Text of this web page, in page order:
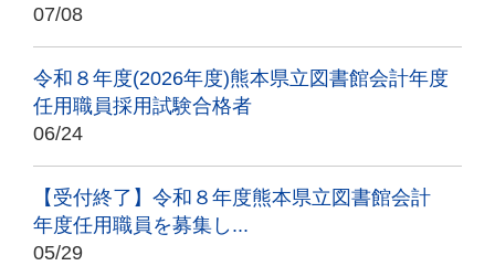
07/08
令和８年度(2026年度)熊本県立図書館会計年度
任用職員採用試験合格者
06/24
【受付終了】令和８年度熊本県立図書館会計
年度任用職員を募集し...
05/29